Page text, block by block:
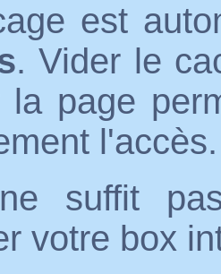
est
. Vider le
la page
l'accès.
suffit
votre box